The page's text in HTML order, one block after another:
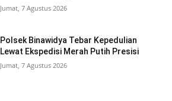
Jumat, 7 Agustus 2026
Polsek Binawidya Tebar Kepedulian
Lewat Ekspedisi Merah Putih Presisi
Jumat, 7 Agustus 2026